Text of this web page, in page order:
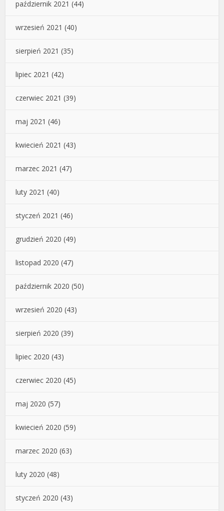
październik 2021 (44)
wrzesień 2021 (40)
sierpień 2021 (35)
lipiec 2021 (42)
czerwiec 2021 (39)
maj 2021 (46)
kwiecień 2021 (43)
marzec 2021 (47)
luty 2021 (40)
styczeń 2021 (46)
grudzień 2020 (49)
listopad 2020 (47)
październik 2020 (50)
wrzesień 2020 (43)
sierpień 2020 (39)
lipiec 2020 (43)
czerwiec 2020 (45)
maj 2020 (57)
kwiecień 2020 (59)
marzec 2020 (63)
luty 2020 (48)
styczeń 2020 (43)